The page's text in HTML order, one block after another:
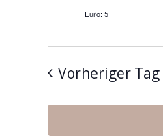
Juli
2026
Euro: 5
Vorheriger Tag